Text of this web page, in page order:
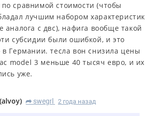
сравнимой стоимости (чтобы
лучшим набором характеристик
аналога с двс), нафига вообще такой
субсидии были ошибкой, и это
в Германии. тесла вон снизила цены
model 3 меньше 40 тысяч евро, и их
уже.
(alvoy) R swegrl 2 года назад